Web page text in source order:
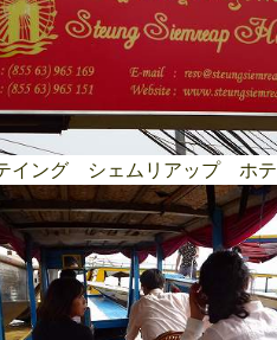
イング シェムリアップ ホ